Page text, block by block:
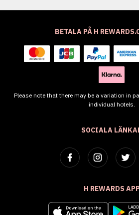
SOCIALA
H REWARDS
BETALA PÅ H
Please note that there may be a variation in
individual hotels.